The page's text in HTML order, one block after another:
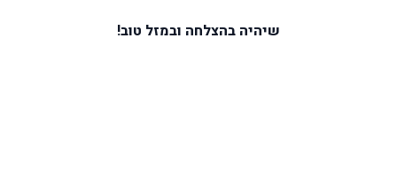
שיהיה בהצלחה ובמזל טוב!